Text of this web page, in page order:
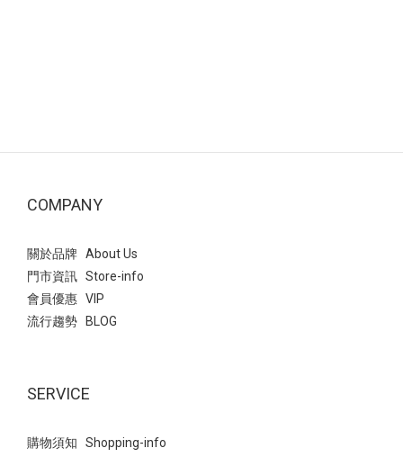
COMPANY
關於品牌 About Us
門市資訊 Store-info
會員優惠 VIP
流行趨勢 BLOG
SERVICE
購物須知 Shopping-info